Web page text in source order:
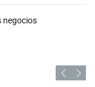
negocios